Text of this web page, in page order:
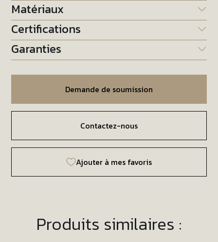
Matériaux
Certifications
Garanties
Demande de soumission
Contactez-nous
Ajouter à mes favoris
Produits similaires :